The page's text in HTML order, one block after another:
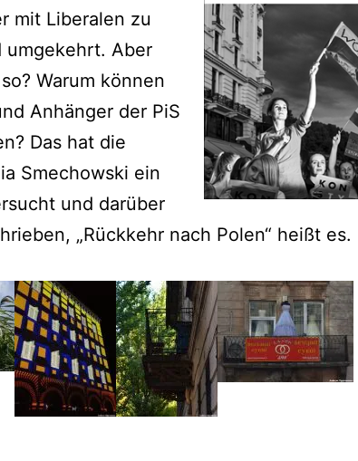
mit Liberalen zu
umgekehrt. Aber
Warum können
Anhänger der PiS
Das hat die
Smechowski ein
und darüber
„Rückkehr nach Polen“ heißt es.